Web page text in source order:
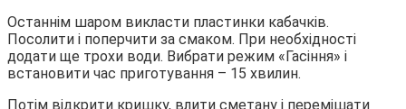
Останнім шаром викласти пластинки кабачків.
Посолити і поперчити за смаком. При необхідності
додати ще трохи води. Вибрати режим «Гасіння» і
встановити час приготування – 15 хвилин.
Потім відкрити кришку, влити сметану і перемішати